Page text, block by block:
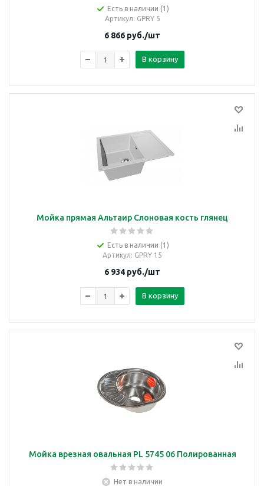
Есть в наличии (1)
Артикул: GPRY 5
6 866 руб./шт
В корзину
Мойка прямая Альтаир Слоновая кость глянец
Есть в наличии (1)
Артикул: GPRY 15
6 934 руб./шт
В корзину
Мойка врезная овальная PL 5745 06 Полированная
Нет в наличии